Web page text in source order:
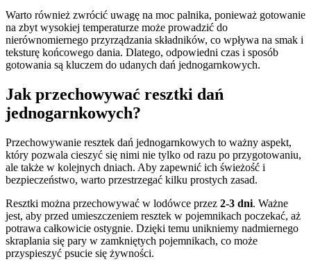
Warto również zwrócić uwagę na moc palnika, ponieważ gotowanie
na zbyt wysokiej temperaturze może prowadzić do
nierównomiernego przyrządzania składników, co wpływa na smak i
teksturę końcowego dania. Dlatego, odpowiedni czas i sposób
gotowania są kluczem do udanych dań jednogarnkowych.
Jak przechowywać resztki dań
jednogarnkowych?
Przechowywanie resztek dań jednogarnkowych to ważny aspekt,
który pozwala cieszyć się nimi nie tylko od razu po przygotowaniu,
ale także w kolejnych dniach. Aby zapewnić ich świeżość i
bezpieczeństwo, warto przestrzegać kilku prostych zasad.
Resztki można przechowywać w lodówce przez 2-3 dni. Ważne
jest, aby przed umieszczeniem resztek w pojemnikach poczekać, aż
potrawa całkowicie ostygnie. Dzięki temu unikniemy nadmiernego
skraplania się pary w zamkniętych pojemnikach, co może
przyspieszyć psucie się żywności.